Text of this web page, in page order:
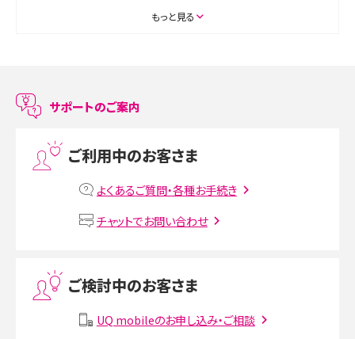
ASMRとは？初心者向けの代表ジャンルや楽しみ方を解説
LINEで友だちを削除する方法は？方法ごとの影響や復活・復元する方法も解説
MNOとは？MVNOやMVNEとの違いやメリット・デメリットを解説
VPN接続とは？仕組みや必要性、メリット・デメリット、接続方法を解説
Instagram（インスタグラム）でスクショするとバレる？バレるケースや撮り方も解
もっと見る
サポートのご案内
ご利用中のお客さま
よくあるご質問・各種お手続き
チャットでお問い合わせ
ご検討中のお客さま
UQ mobileのお申し込み・ご相談